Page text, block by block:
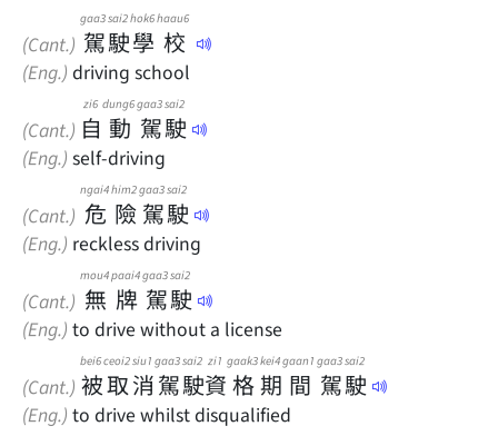
(Cant.) 駕
gaa3
駛
sai2
學
hok6
校
haau6
(Eng.) driving school
(Cant.) 自
zi6
動
dung6
駕
gaa3
駛
sai2
(Eng.) self-driving
(Cant.) 危
ngai4
險
him2
駕
gaa3
駛
sai2
(Eng.) reckless driving
(Cant.) 無
mou4
牌
paai4
駕
gaa3
駛
sai2
(Eng.) to drive without a license
(Cant.) 被
bei6
取
ceoi2
消
siu1
駕
gaa3
駛
sai2
資
zi1
格
gaak3
期
kei4
間
gaan1
駕
gaa3
駛
sai2
(Eng.) to drive whilst disqualified